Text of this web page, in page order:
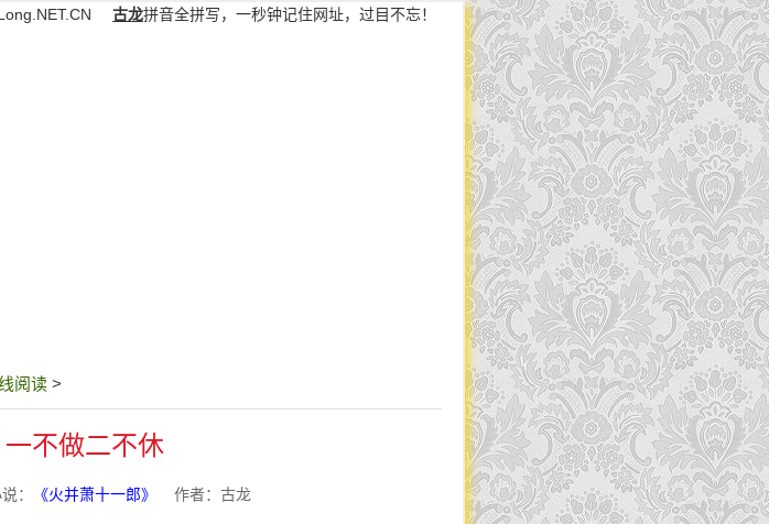
古龙拼音全拼写，一秒钟记住网址，过目不忘！
阅读 >
不做二不休
： 《火并萧十一郎》 作者：古龙